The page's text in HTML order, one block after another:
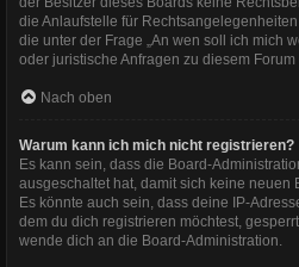
die Anlaufstelle für
die unter der Frage „An wen soll ich mich
oder juristische Anfragen zu diesem
Nach oben
Warum kann ich mich nicht registrieren?
Es kann sein, dass die Board-
ausgeschaltet hat, damit sich keine neuen
Es könnte auch sein, dass deine IP-
dem du dich registrieren möchtest,
wende dich an die Board-Administration.